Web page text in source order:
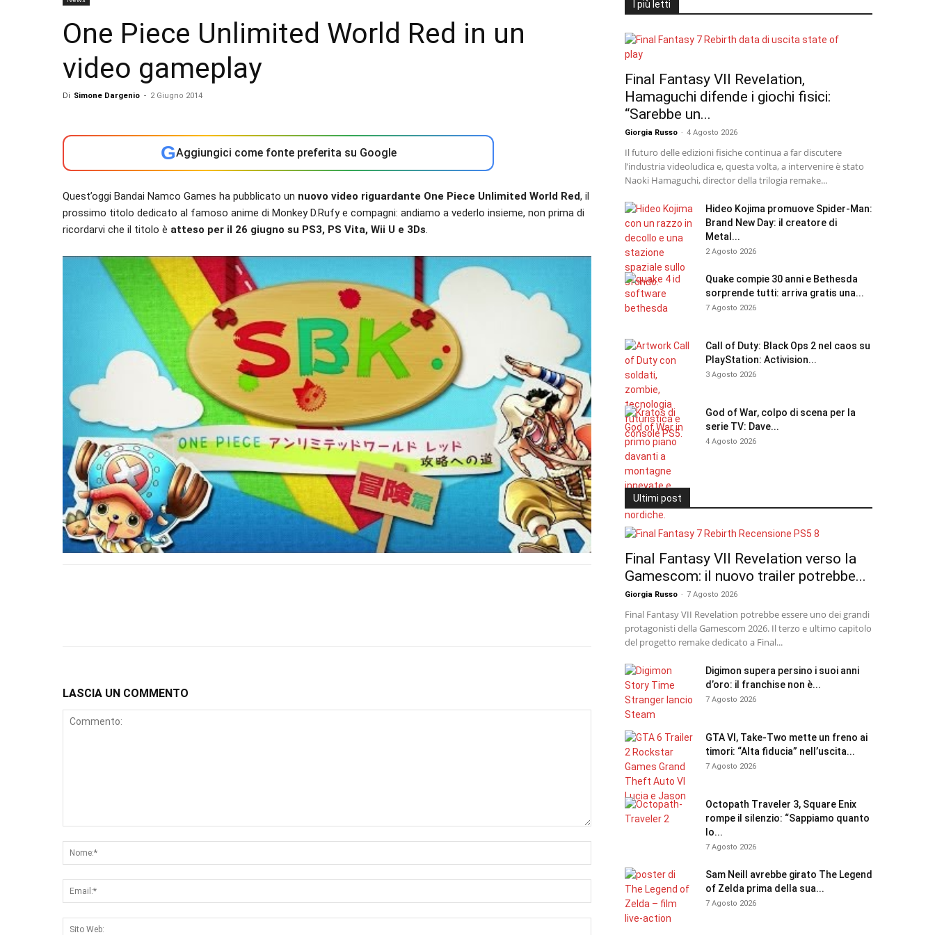
One Piece Unlimited World Red in un
video gameplay
Di Simone Dargenio - 2 Giugno 2014
GAggiungici come fonte preferita su Google
Quest’oggi Bandai Namco Games ha pubblicato un nuovo video riguardante One Piece Unlimited World Red, il
prossimo titolo dedicato al famoso anime di Monkey D.Rufy e compagni: andiamo a vederlo insieme, non prima di
ricordarvi che il titolo è atteso per il 26 giugno su PS3, PS Vita, Wii U e 3Ds.
LASCIA UN COMMENTO
I più letti
Final Fantasy VII Revelation,
Hamaguchi difende i giochi fisici:
“Sarebbe un...
Giorgia Russo - 4 Agosto 2026
Il futuro delle edizioni fisiche continua a far discutere
l’industria videoludica e, questa volta, a intervenire è stato
Naoki Hamaguchi, director della trilogia remake...
Hideo Kojima promuove Spider-Man:
Brand New Day: il creatore di
Metal...
2 Agosto 2026
Quake compie 30 anni e Bethesda
sorprende tutti: arriva gratis una...
7 Agosto 2026
Call of Duty: Black Ops 2 nel caos su
PlayStation: Activision...
3 Agosto 2026
God of War, colpo di scena per la
serie TV: Dave...
4 Agosto 2026
Ultimi post
Final Fantasy VII Revelation verso la
Gamescom: il nuovo trailer potrebbe...
Giorgia Russo - 7 Agosto 2026
Final Fantasy VII Revelation potrebbe essere uno dei grandi
protagonisti della Gamescom 2026. Il terzo e ultimo capitolo
del progetto remake dedicato a Final...
Digimon supera persino i suoi anni
d’oro: il franchise non è...
7 Agosto 2026
GTA VI, Take-Two mette un freno ai
timori: “Alta fiducia” nell’uscita...
7 Agosto 2026
Octopath Traveler 3, Square Enix
rompe il silenzio: “Sappiamo quanto
lo...
7 Agosto 2026
Sam Neill avrebbe girato The Legend
of Zelda prima della sua...
7 Agosto 2026